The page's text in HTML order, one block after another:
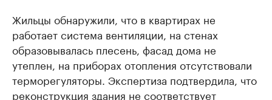
Жильцы обнаружили, что в квартирах не
работает система вентиляции, на стенах
образовывалась плесень, фасад дома не
утеплен, на приборах отопления отсутствовали
терморегуляторы. Экспертиза подтвердила, что
реконструкция здания не соответствует